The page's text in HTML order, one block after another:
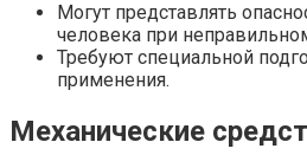
Могут представлять
человека при
Требуют специальной
применения.
Механические